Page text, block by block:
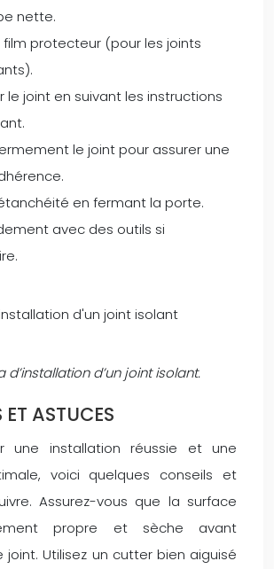
nette.
film protecteur (pour les joints
le joint en suivant les instructions
le joint pour assurer une
en fermant la porte.
avec des outils si
d’installation d’un joint isolant.
ASTUCES
une installation réussie et une
voici quelques conseils et
Assurez-vous que la surface
propre et sèche avant
joint. Utilisez un cutter bien aiguisé